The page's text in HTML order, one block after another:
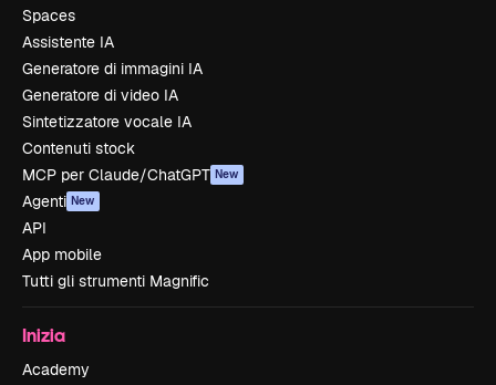
Spaces
Assistente IA
Generatore di immagini IA
Generatore di video IA
Sintetizzatore vocale IA
Contenuti stock
MCP per Claude/ChatGPT New
Agenti New
API
App mobile
Tutti gli strumenti Magnific
Inizia
Academy